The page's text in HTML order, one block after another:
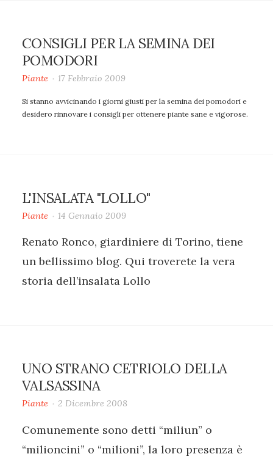
CONSIGLI PER LA SEMINA DEI
POMODORI
Piante 17 Febbraio 2009
Si stanno avvicinando i giorni giusti per la semina dei pomodori e
desidero rinnovare i consigli per ottenere piante sane e vigorose.
L'INSALATA "LOLLO"
Piante 14 Gennaio 2009
Renato Ronco, giardiniere di Torino, tiene
un bellissimo blog. Qui troverete la vera
storia dell’insalata Lollo
UNO STRANO CETRIOLO DELLA
VALSASSINA
Piante 2 Dicembre 2008
Comunemente sono detti “miliun” o
“milioncini” o “milioni”, la loro presenza è